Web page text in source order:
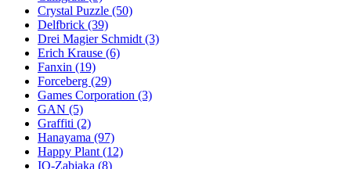
Crystal Puzzle (50)
Delfbrick (39)
Drei Magier Schmidt (3)
Erich Krause (6)
Fanxin (19)
Forceberg (29)
Games Corporation (3)
GAN (5)
Graffiti (2)
Hanayama (97)
Happy Plant (12)
IQ-Zabiaka (8)